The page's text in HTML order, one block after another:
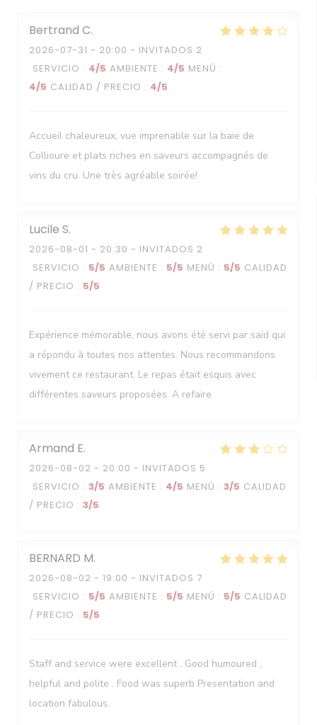
Bertrand C
2026-07-31 - 20:00 - INVITADOS 2
SERVICIO : 4/5 AMBIENTE : 4/5 MENÚ :
4/5 CALIDAD / PRECIO : 4/5
Accueil chaleureux, vue imprenable sur la baie de
Collioure et plats riches en saveurs accompagnés de
vins du cru. Une très agréable soirée!
Lucile S
2026-08-01 - 20:30 - INVITADOS 2
SERVICIO : 5/5 AMBIENTE : 5/5 MENÚ : 5/5 CALIDAD
/ PRECIO : 5/5
Expérience mémorable, nous avons été servi par said qui
a répondu à toutes nos attentes. Nous recommandons
vivement ce restaurant. Le repas était esquis avec
différentes saveurs proposées. A refaire
Armand E
2026-08-02 - 20:00 - INVITADOS 5
SERVICIO : 3/5 AMBIENTE : 4/5 MENÚ : 3/5 CALIDAD
/ PRECIO : 3/5
BERNARD M
2026-08-02 - 19:00 - INVITADOS 7
SERVICIO : 5/5 AMBIENTE : 5/5 MENÚ : 5/5 CALIDAD
/ PRECIO : 5/5
Staff and service were excellent , Good humoured ,
helpful and polite . Food was superb Presentation and
location fabulous.